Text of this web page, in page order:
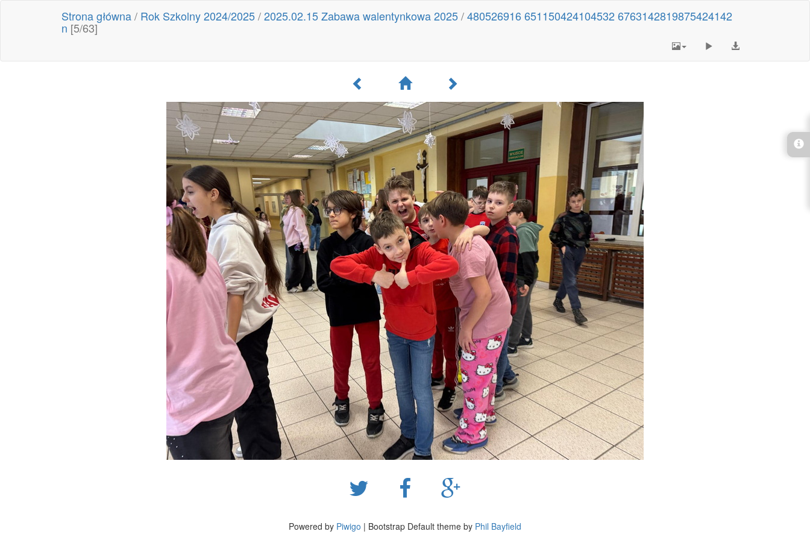
Strona główna/ Rok Szkolny 2024/2025/2025.02.15 Zabawa walentynkowa 2025/480526916 651150424104532 6763142819875424142
n [5/63]
Powered by Piwigo | Bootstrap Default theme by Phil Bayfield